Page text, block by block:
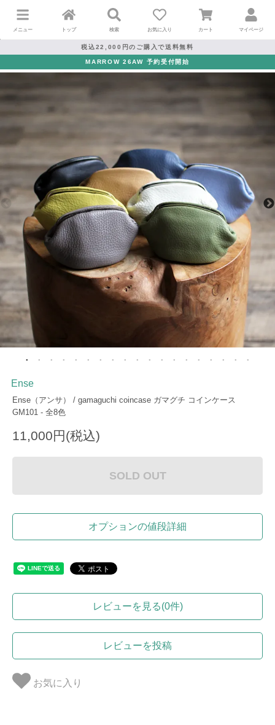
メニュー トップ 検索 お気に入り カート マイページ
税込22,000円のご購入で送料無料
MARROW 26AW 予約受付開始
Ense
Ense（アンサ） / gamaguchi coincase ガマグチ コインケース
GM101 - 全8色
11,000円(税込)
SOLD OUT
オプションの値段詳細
レビューを見る(0件)
レビューを投稿
お気に入り